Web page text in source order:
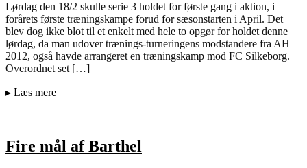
Lørdag den 18/2 skulle serie 3 holdet for første gang i aktion, i
forårets første træningskampe forud for sæsonstarten i April. Det
blev dog ikke blot til et enkelt med hele to opgør for holdet denne
lørdag, da man udover trænings-turneringens modstandere fra AH
2012, også havde arrangeret en træningskamp mod FC Silkeborg.
Overordnet set […]
▸ Læs mere
Fire mål af Barthel